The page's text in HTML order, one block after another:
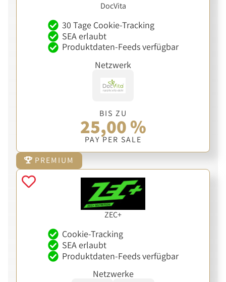
DocVita
30 Tage Cookie-Tracking
SEA erlaubt
Produktdaten-Feeds verfügbar
Netzwerk
BIS ZU
25,00 %
PAY PER SALE
PREMIUM
ZEC+
Cookie-Tracking
SEA erlaubt
Produktdaten-Feeds verfügbar
Netzwerke